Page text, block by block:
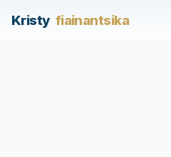
Kristy fiainantsika
/articles/ataovy-ho-